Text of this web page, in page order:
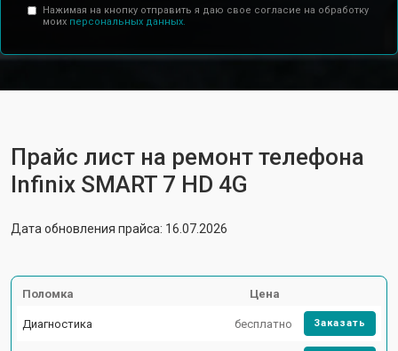
Нажимая на кнопку отправить я даю свое согласие на обработку
моих персональных данных.
Прайс лист на ремонт телефона
Infinix SMART 7 HD 4G
Дата обновления прайса: 16.07.2026
Поломка Цена
Диагностика бесплатно Заказать